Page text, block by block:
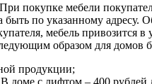
При покупке мебели
по указанному адресу.
мебель привозится в
образом для домов
продукции;
доме с лифтом – 400